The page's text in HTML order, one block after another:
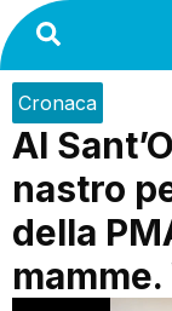
Cronaca
Al
nastro
della
mamme.